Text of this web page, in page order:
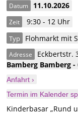
Datum 11.10.2026
Zeit 9:30 - 12 Uhr
Typ Flohmarkt mit
Adresse Eckbertstr.
Bamberg Bamberg -
Anfahrt ›
Termin im Kalender
Kinderbasar „Rund